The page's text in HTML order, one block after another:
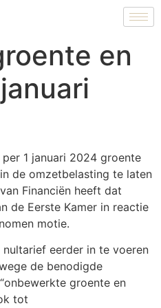
en
1 januari 2024 groente
de omzetbelasting te laten
Financiën heeft dat
de Eerste Kamer in reactie
motie.
eerder in te voeren
de benodigde
groente en
tot